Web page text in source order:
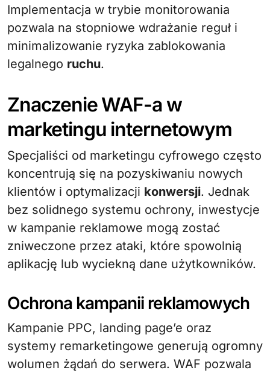
Implementacja w trybie monitorowania
pozwala na stopniowe wdrażanie reguł i
minimalizowanie ryzyka zablokowania
legalnego ruchu.
Znaczenie WAF-a w
marketingu internetowym
Specjaliści od marketingu cyfrowego często
koncentrują się na pozyskiwaniu nowych
klientów i optymalizacji konwersji. Jednak
bez solidnego systemu ochrony, inwestycje
w kampanie reklamowe mogą zostać
zniweczone przez ataki, które spowolnią
aplikację lub wyciekną dane użytkowników.
Ochrona kampanii reklamowych
Kampanie PPC, landing page’e oraz
systemy remarketingowe generują ogromny
wolumen żądań do serwera. WAF pozwala